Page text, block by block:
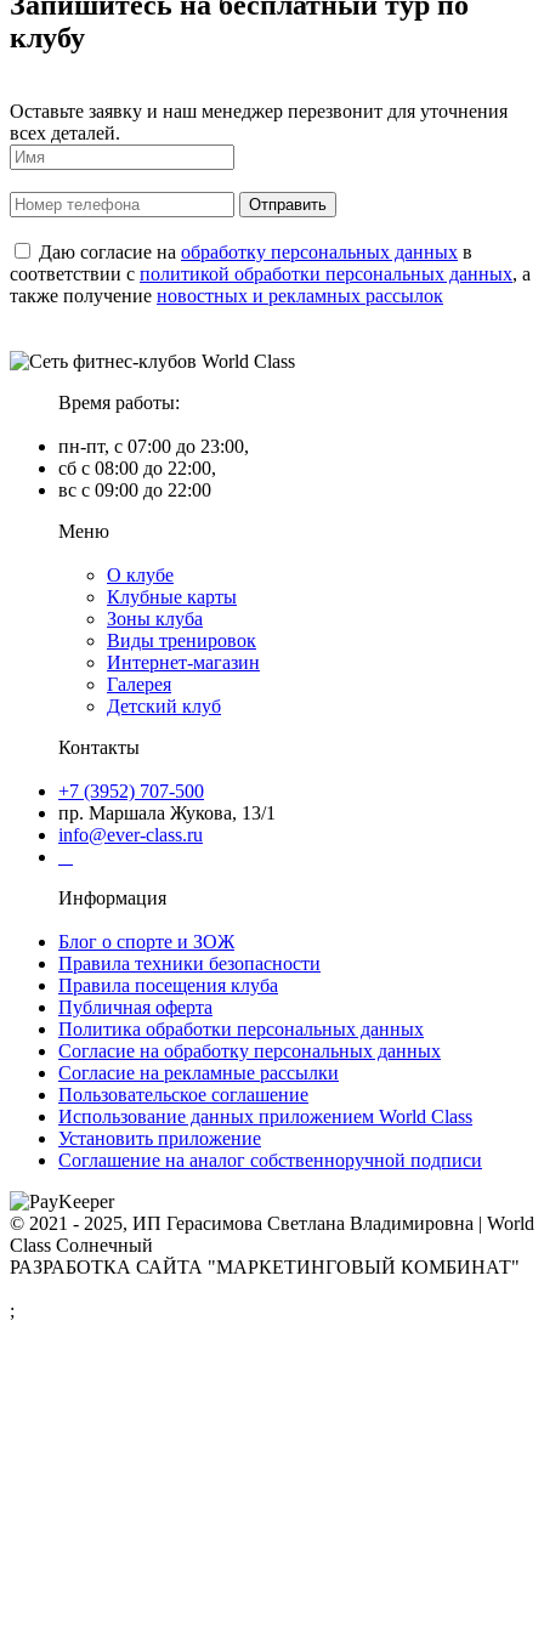
клубу
Оставьте заявку и наш менеджер перезвонит для уточнения
всех деталей.
Даю согласие на обработку персональных данных в
соответствии с политикой обработки персональных данных, а
также получение новостных и рекламных рассылок
Время работы:
пн-пт, с 07:00 до 23:00,
сб с 08:00 до 22:00,
вс с 09:00 до 22:00
Меню
О клубе
Клубные карты
Зоны клуба
Виды тренировок
Интернет-магазин
Галерея
Детский клуб
Контакты
+7 (3952) 707-500
пр. Маршала Жукова, 13/1
info@ever-class.ru
Информация
Блог о спорте и ЗОЖ
Правила техники безопасности
Правила посещения клуба
Публичная оферта
Политика обработки персональных данных
Согласие на обработку персональных данных
Согласие на рекламные рассылки
Пользовательское соглашение
Использование данных приложением World Class
Установить приложение
Соглашение на аналог собственноручной подписи
© 2021 - 2025, ИП Герасимова Светлана Владимировна | World
Class Солнечный
РАЗРАБОТКА САЙТА "МАРКЕТИНГОВЫЙ КОМБИНАТ"
;